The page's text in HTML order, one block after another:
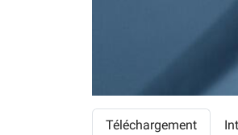
Téléchargement